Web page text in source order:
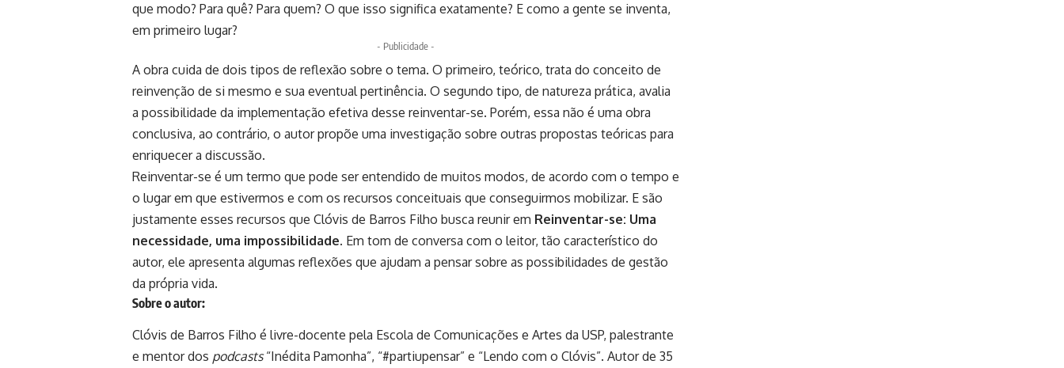
que modo? Para quê? Para quem? O que isso significa exatamente? E como a gente se inventa,
em primeiro lugar?
- Publicidade -
A obra cuida de dois tipos de reflexão sobre o tema. O primeiro, teórico, trata do conceito de
reinvenção de si mesmo e sua eventual pertinência. O segundo tipo, de natureza prática, avalia
a possibilidade da implementação efetiva desse reinventar-se. Porém, essa não é uma obra
conclusiva, ao contrário, o autor propõe uma investigação sobre outras propostas teóricas para
enriquecer a discussão.
Reinventar-se é um termo que pode ser entendido de muitos modos, de acordo com o tempo e
o lugar em que estivermos e com os recursos conceituais que conseguirmos mobilizar. E são
justamente esses recursos que Clóvis de Barros Filho busca reunir em Reinventar-se: Uma
necessidade, uma impossibilidade. Em tom de conversa com o leitor, tão característico do
autor, ele apresenta algumas reflexões que ajudam a pensar sobre as possibilidades de gestão
da própria vida.
Sobre o autor:
Clóvis de Barros Filho é livre-docente pela Escola de Comunicações e Artes da USP, palestrante
e mentor dos podcasts“Inédita Pamonha”, “#partiupensar” e “Lendo com o Clóvis”. Autor de 35